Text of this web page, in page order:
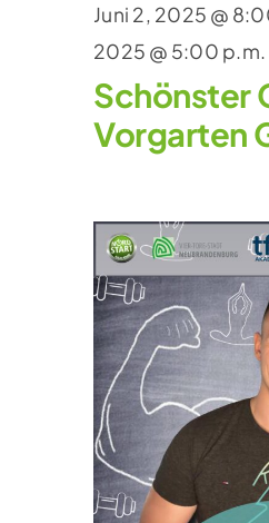
Schönster
Vorgarten
Juni 2, 2025 @
2025 @ 5:00 p.m.